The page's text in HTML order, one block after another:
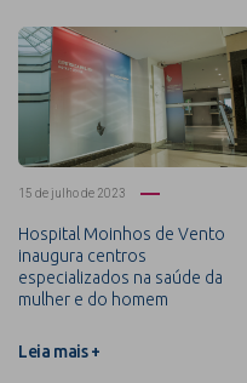
15 de julho de 2023
Hospital Moinhos de Vento
inaugura centros
especializados na saúde da
mulher e do homem
Leia mais +